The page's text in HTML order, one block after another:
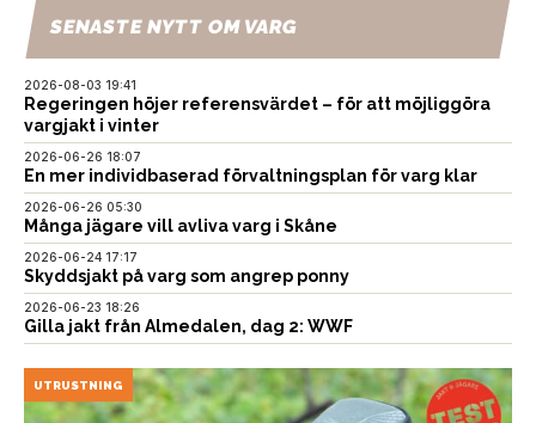
SENASTE NYTT OM VARG
2026-08-03 19:41
Regeringen höjer referensvärdet – för att möjliggöra
vargjakt i vinter
2026-06-26 18:07
En mer individbaserad förvaltningsplan för varg klar
2026-06-26 05:30
Många jägare vill avliva varg i Skåne
2026-06-24 17:17
Skyddsjakt på varg som angrep ponny
2026-06-23 18:26
Gilla jakt från Almedalen, dag 2: WWF
UTRUSTNING